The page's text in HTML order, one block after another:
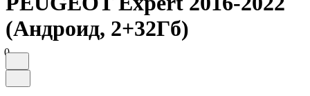
(Андроид, 2+32Гб)
0